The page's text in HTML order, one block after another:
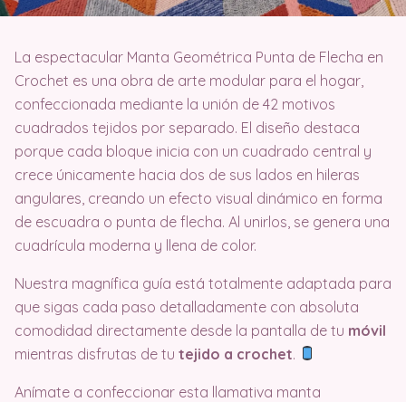
La espectacular Manta Geométrica Punta de Flecha en
Crochet es una obra de arte modular para el hogar,
confeccionada mediante la unión de 42 motivos
cuadrados tejidos por separado. El diseño destaca
porque cada bloque inicia con un cuadrado central y
crece únicamente hacia dos de sus lados en hileras
angulares, creando un efecto visual dinámico en forma
de escuadra o punta de flecha. Al unirlos, se genera una
cuadrícula moderna y llena de color.
Nuestra magnífica guía está totalmente adaptada para
que sigas cada paso detalladamente con absoluta
comodidad directamente desde la pantalla de tu móvil
mientras disfrutas de tu tejido a crochet.
Anímate a confeccionar esta llamativa manta